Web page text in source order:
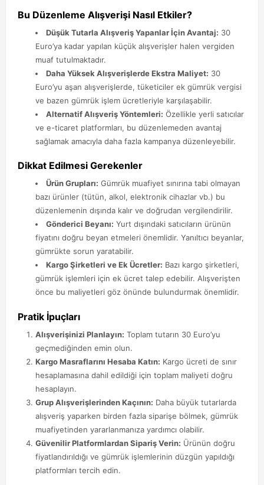
Bu Düzenleme Alışverişi Nasıl Etkiler?
Düşük Tutarla Alışveriş Yapanlar İçin Avantaj: 30
Euro’ya kadar yapılan küçük alışverişler halen vergiden
muaf tutulmaktadır.
Daha Yüksek Alışverişlerde Ekstra Maliyet: 30
Euro’yu aşan alışverişlerde, tüketiciler ek gümrük vergisi
ve bazen gümrük işlem ücretleriyle karşılaşabilir.
Alternatif Alışveriş Yöntemleri: Özellikle yerli satıcılar
ve e-ticaret platformları, bu düzenlemeden avantaj
sağlamak amacıyla daha fazla kampanya düzenleyebilir.
Dikkat Edilmesi Gerekenler
Ürün Grupları: Gümrük muafiyet sınırına tabi olmayan
bazı ürünler (tütün, alkol, elektronik cihazlar vb.) bu
düzenlemenin dışında kalır ve doğrudan vergilendirilir.
Gönderici Beyanı: Yurt dışındaki satıcıların ürünün
fiyatını doğru beyan etmeleri önemlidir. Yanıltıcı beyanlar,
gümrükte sorun yaratabilir.
Kargo Şirketleri ve Ek Ücretler: Bazı kargo şirketleri,
gümrük işlemleri için ek ücret talep edebilir. Alışverişten
önce bu maliyetleri göz önünde bulundurmak önemlidir.
Pratik İpuçları
Alışverişinizi Planlayın: Toplam tutarın 30 Euro’yu
geçmediğinden emin olun.
Kargo Masraflarını Hesaba Katın: Kargo ücreti de sınır
hesaplamasına dahil edildiği için toplam maliyeti doğru
hesaplayın.
Grup Alışverişlerinden Kaçının: Daha büyük tutarlarda
alışveriş yaparken birden fazla siparişe bölmek, gümrük
muafiyetinden yararlanmanıza yardımcı olabilir.
Güvenilir Platformlardan Sipariş Verin: Ürünün doğru
fiyatlandırıldığı ve gümrük işlemlerinin düzgün yapıldığı
platformları tercih edin.